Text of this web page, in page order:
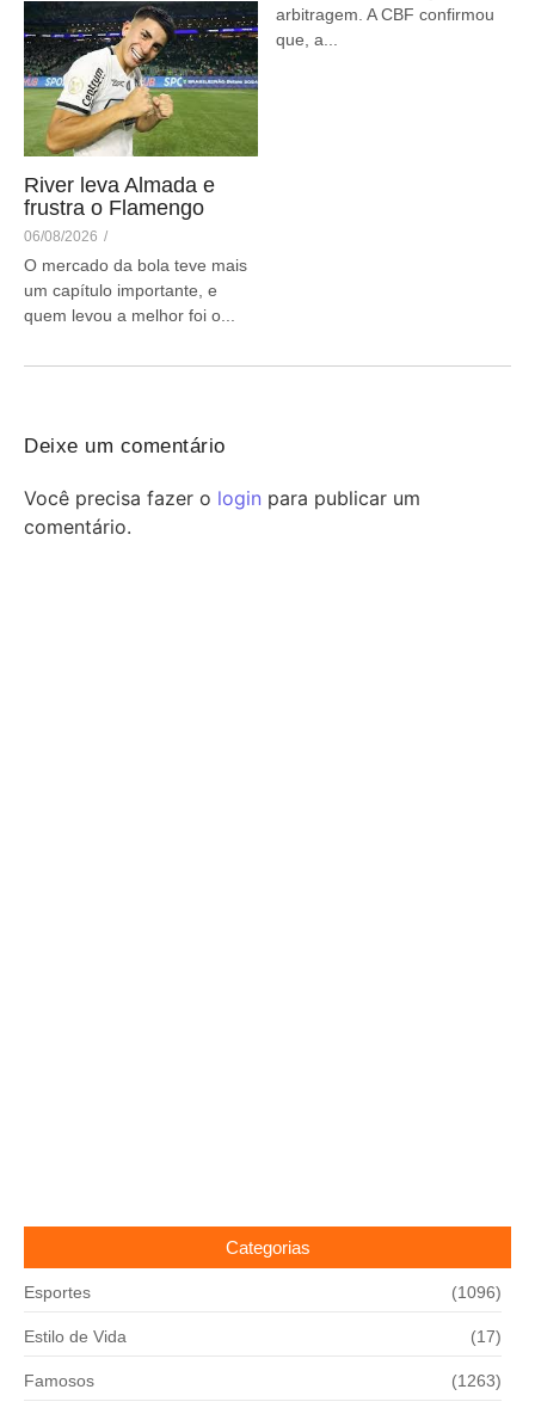
arbitragem. A CBF confirmou
que, a...
River leva Almada e
frustra o Flamengo
06/08/2026 /
O mercado da bola teve mais
um capítulo importante, e
quem levou a melhor foi o...
Deixe um comentário
Você precisa fazer o login para publicar um
comentário.
Categorias
Esportes (1096)
Estilo de Vida (17)
Famosos (1263)